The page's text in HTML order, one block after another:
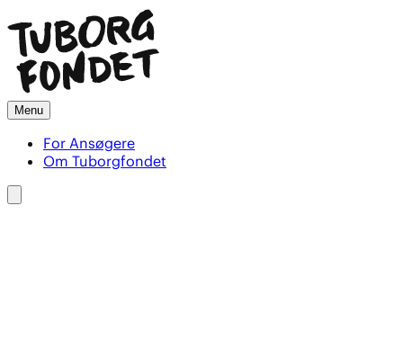
Menu
For Ansøgere
Om Tuborgfondet